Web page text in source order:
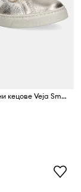
Детски кожени кецове Veja Small Esplar